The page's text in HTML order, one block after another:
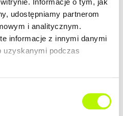
Informacje o tym, jak
udostępniamy partnerom
i analitycznym.
informacje z innymi danymi
uzyskanymi podczas
realizowane kompleksowo,
osiedle w Rzeszowie.
w kreowaniu przestrzeni
młodym, nowoczesnym
dostępność